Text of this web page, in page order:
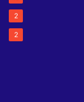
2
2